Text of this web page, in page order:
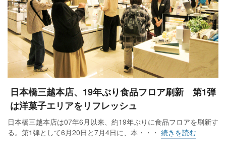
日本橋三越本店、19年ぶり食品フロア刷新 第1弾
は洋菓子エリアをリフレッシュ
日本橋三越本店は07年6月以来、約19年ぶりに食品フロアを刷新す
る。第1弾として6月20日と7月4日に、本・・・ 続きを読む